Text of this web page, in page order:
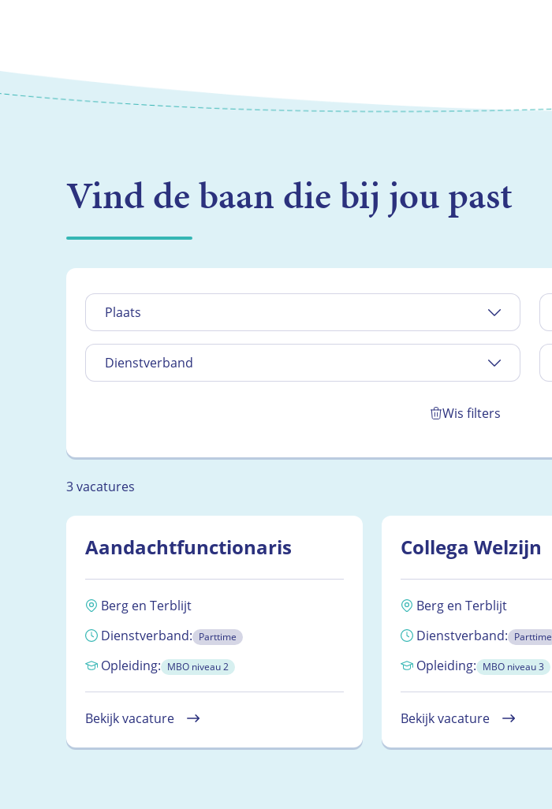
Vind de baan die bij jou past
Plaats
Dienstverband
Wis filters
3 vacatures
Aandachtfunctionaris
Berg en Terblijt
Dienstverband: Parttime
Opleiding: MBO niveau 2
Bekijk vacature
Collega Welzijn
Berg en Terblijt
Dienstverband: Parttime
Opleiding: MBO niveau 3
Bekijk vacature